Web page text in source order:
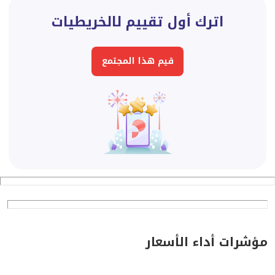
الخريطيات دور ثاني بنت هاوس مع بلكونة 3200
غرفة وصالة بنت هاوس مع مطبخ وحمام شامل مع مكيفات
اسبليت الخريطياتمطلوب 2600
غرفة مع مطبخ وحمام شامل مع مكيف اسبيلت الخريطيات
غرفتين بينهم ممر غرفة وصالة مع مطبخ مفصول وحمام مع
بالكامل 3600 الخريطيات داخل الفيلا وبدون فرش 3200
اترك أول تقييم لالخريطيات
قيم هذا المجتمع
مؤشرات أداء الأسعار